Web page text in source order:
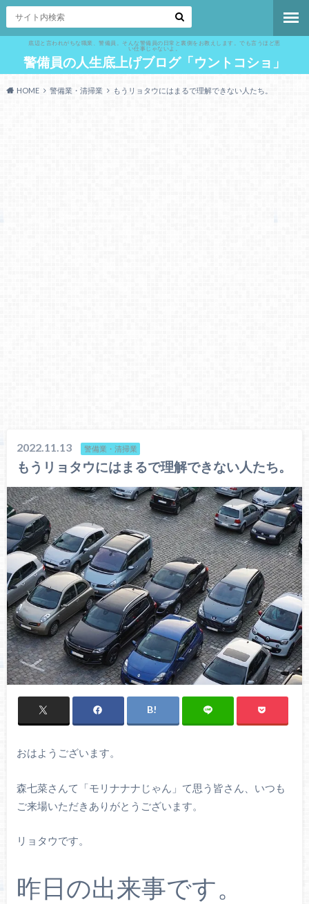
底辺と言われがちな職業、警備員。そんな警備員の日常と裏側をお教えします。でも言うほど悪
い仕事じゃないよ。
警備員の人生底上げブログ「ウントコショ」
HOME 警備業・清掃業 もうリョタウにはまるで理解できない人たち。
2022.11.13 警備業・清掃業
もうリョタウにはまるで理解できない人たち。
おはようございます。
森七菜さんて「モリナナナじゃん」て思う皆さん、いつも
ご来場いただきありがとうございます。
リョタウです。
昨日の出来事です。